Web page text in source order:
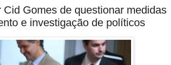
Gomes de questionar medidas
e investigação de políticos